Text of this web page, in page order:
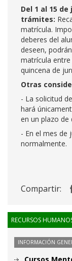
Del 1 al 15
trámites:
matrícula.
deberes del
deseen,
matrícula entre
quincena de
Otras
- La solicitud
hará
en un plazo de
- En el mes de
normalmente.
Compartir:
RECURSOS
INFORMACIÓN